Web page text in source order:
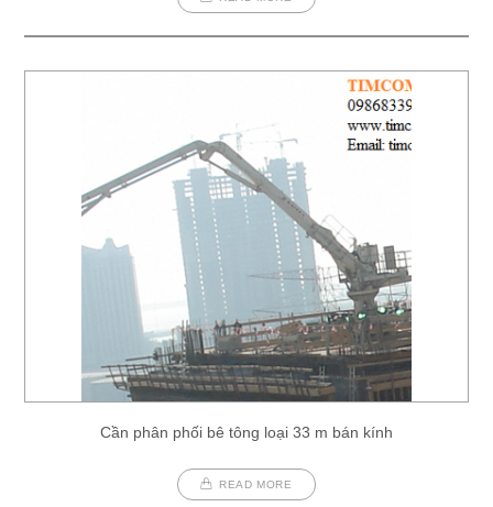
Cần phân phối bê tông loại 33 m bán kính
READ MORE